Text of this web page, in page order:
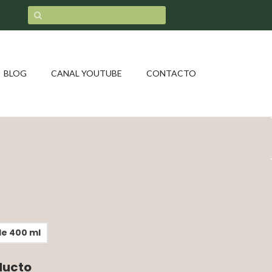
BLOG CANAL YOUTUBE CONTACTO
400 ml